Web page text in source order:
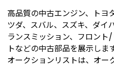
高品質の中古エンジン、トヨ
ツダ、スバル、スズキ、ダイ
ランスミッション、フロント
トなどの中古部品を展示します
オークションリストは、オー